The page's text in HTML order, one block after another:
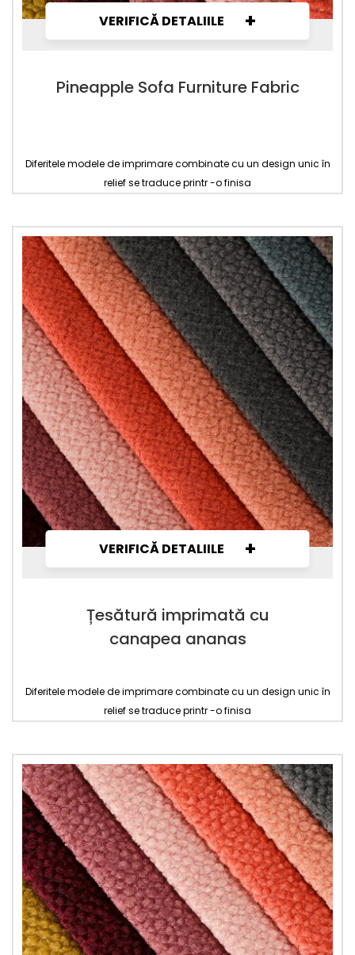
VERIFICĂ DETALIILE +
Pineapple Sofa Furniture Fabric
Diferitele modele de imprimare combinate cu un design unic în
relief se traduce printr -o finisa
VERIFICĂ DETALIILE +
Țesătură imprimată cu
canapea ananas
Diferitele modele de imprimare combinate cu un design unic în
relief se traduce printr -o finisa